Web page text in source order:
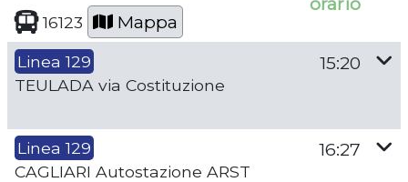
16123 Mappa
Linea 129
TEULADA via Costituzione
15:20
Linea 129
CAGLIARI Autostazione ARST
16:27